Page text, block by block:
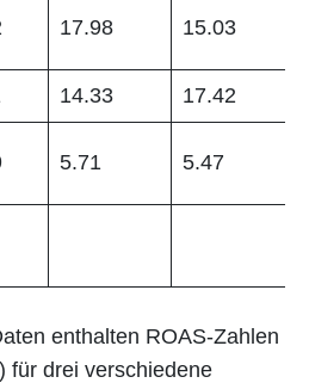
17.98 15.03
14.33 17.42
5.71 5.47
enthalten ROAS-Zahlen
für drei verschiedene